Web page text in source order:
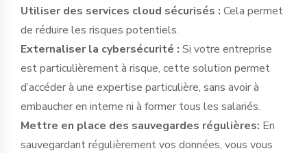
Utiliser des services cloud sécurisés : Cela permet
de réduire les risques potentiels.
Externaliser la cybersécurité : Si votre entreprise
est particulièrement à risque, cette solution permet
d’accéder à une expertise particulière, sans avoir à
embaucher en interne ni à former tous les salariés.
Mettre en place des sauvegardes régulières: En
sauvegardant régulièrement vos données, vous vous